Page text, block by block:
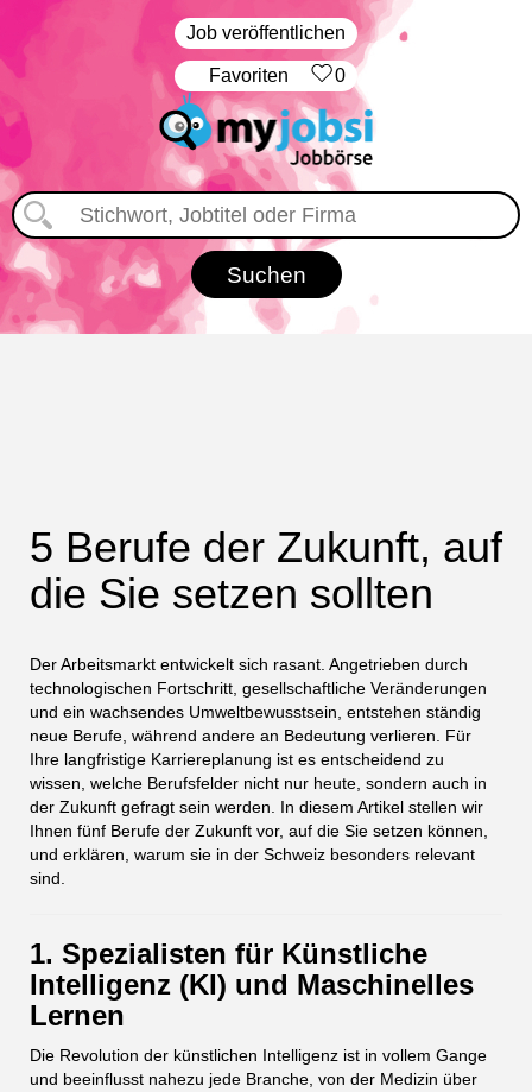
Job veröffentlichen
‏Favoriten 0
5 Berufe der Zukunft, auf
die Sie setzen sollten
Der Arbeitsmarkt entwickelt sich rasant. Angetrieben durch
technologischen Fortschritt, gesellschaftliche Veränderungen
und ein wachsendes Umweltbewusstsein, entstehen ständig
neue Berufe, während andere an Bedeutung verlieren. Für
Ihre langfristige Karriereplanung ist es entscheidend zu
wissen, welche Berufsfelder nicht nur heute, sondern auch in
der Zukunft gefragt sein werden. In diesem Artikel stellen wir
Ihnen fünf Berufe der Zukunft vor, auf die Sie setzen können,
und erklären, warum sie in der Schweiz besonders relevant
sind.
1. Spezialisten für Künstliche
Intelligenz (KI) und Maschinelles
Lernen
Die Revolution der künstlichen Intelligenz ist in vollem Gange
und beeinflusst nahezu jede Branche, von der Medizin über